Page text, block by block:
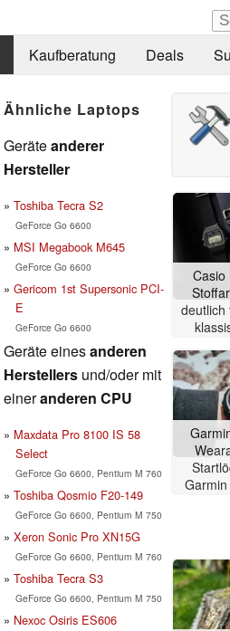
Kaufberatung Deals
Ähnliche Laptops
Geräteanderer
Hersteller
Toshiba Tecra S2
GeForce Go 6600
MSI Megabook M645
GeForce Go 6600
Gericom 1st Supersonic PCI-
E
GeForce Go 6600
Geräte einesanderen
Herstellers und/oder mit
eineranderen CPU
Maxdata Pro 8100 IS 58
Select
GeForce Go 6600, Pentium M 760
Toshiba Qosmio F20-149
GeForce Go 6600, Pentium M 750
Xeron Sonic Pro XN15G
GeForce Go 6600, Pentium M 760
Toshiba Tecra S3
GeForce Go 6600, Pentium M 750
Nexoc Osiris ES606
Casio
deutlich